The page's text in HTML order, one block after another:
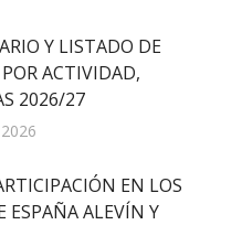
Y LISTADO DE
ACTIVIDAD,
2026/27
EN LOS
ESPAÑA ALEVÍN Y